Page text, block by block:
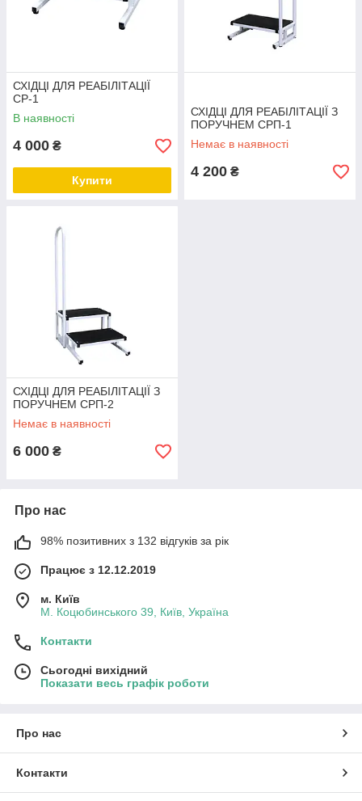
СХІДЦІ ДЛЯ РЕАБІЛІТАЦІЇ
СР-1
В наявності
4 000 ₴
Купити
СХІДЦІ ДЛЯ РЕАБІЛІТАЦІЇ З
ПОРУЧНЕМ СРП-1
Немає в наявності
4 200 ₴
СХІДЦІ ДЛЯ РЕАБІЛІТАЦІЇ З
ПОРУЧНЕМ СРП-2
Немає в наявності
6 000 ₴
Про нас
98% позитивних з 132 відгуків за рік
Працює з 12.12.2019
м. Київ
М. Коцюбинського 39, Київ, Україна
Контакти
Сьогодні вихідний
Показати весь графік роботи
Про нас
Контакти